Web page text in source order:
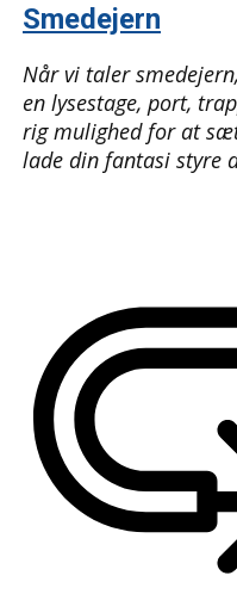
Smedejern
Når vi taler
en lysestage, port,
rig mulighed for at
lade din fantasi styre